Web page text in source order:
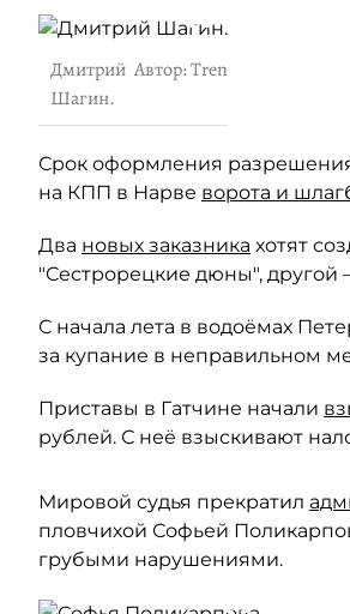
Дмитрий
Шагин.
Автор: Trend/ Павел
Срок оформления
на КПП в Нарве ворота и
Два новых заказника хотят
"Сестрорецкие дюны", другой
С начала лета в водоёмах
за купание в неправильном
Приставы в Гатчине начали
рублей. С неё взыскивают
Мировой судья прекратил
пловчихой Софьей
грубыми нарушениями.